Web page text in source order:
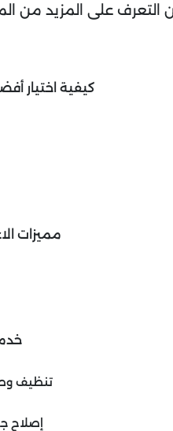
على المزيد من
كيفية اختيار
مميزات
تنظيف
إصلاح